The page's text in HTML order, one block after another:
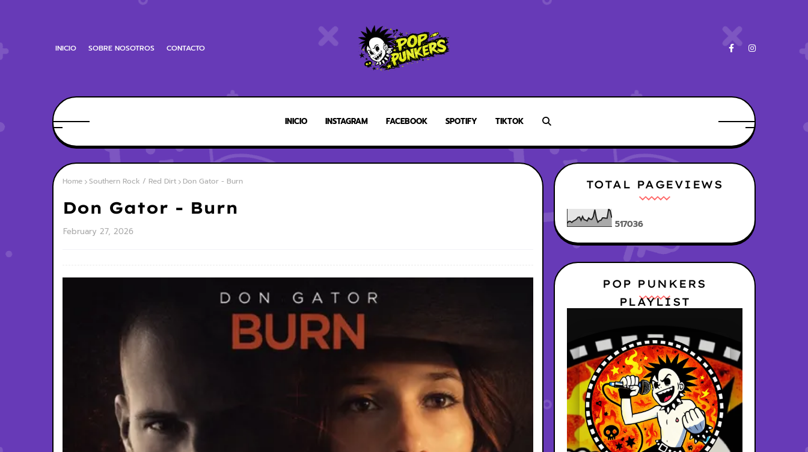
INICIO SOBRE NOSOTROS CONTACTO
INICIO INSTAGRAM FACEBOOK SPOTIFY TIKTOK
Home Southern Rock / Red Dirt Don Gator - Burn
Don Gator - Burn
February 27, 2026
TOTAL PAGEVIEWS
517036
POP PUNKERS
PLAYLIST